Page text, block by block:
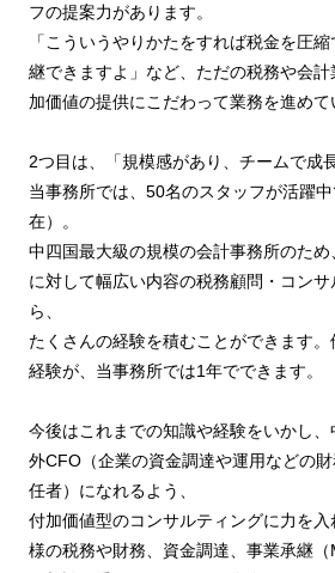
フの提案力があります。
「こういうやりかたをすれば税金を圧
継できますよ」など、ただの税務や会
加価値の提供にこだわって業務を進めて
2つ目は、「規模感があり、チームで成
当事務所では、50名のスタッフが活躍
在）。
中四国最大級の規模の会計事務所のた
に対して幅広い内容の税務顧問・コン
ら、
たくさんの経験を積むことができます
経験が、当事務所では1年でできます。
今後はこれまでの知識や経験をいかし
外CFO（企業の資金調達や運用などの
任者）になれるよう、
付加価値型のコンサルティングに力を
様の税務や財務、資金調達、事業承継